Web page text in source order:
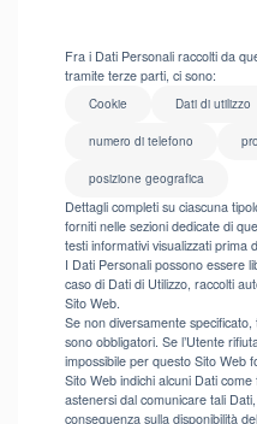
Fra i Dati Personali raccolti da
tramite terze parti, ci sono:
Cookie Dati di utilizzo
numero di telefono
posizione geografica
Dettagli completi su ciascuna
forniti nelle sezioni dedicate di
testi informativi visualizzati prima
I Dati Personali possono essere
caso di Dati di Utilizzo, raccolti
Sito Web.
Se non diversamente
sono obbligatori. Se l’Utente
impossibile per questo Sito Web
Sito Web indichi alcuni Dati
astenersi dal comunicare tali
conseguenza sulla disponibilità